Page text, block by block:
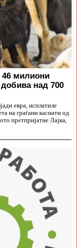
46 милиони
над 700
евра, исплатиле
на граѓани каснати од
претпријатие Лајка,